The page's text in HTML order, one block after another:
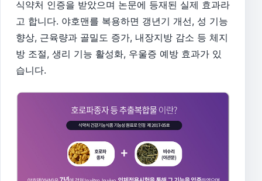
식약처 인증을 받았으며 논문에 등재된 실제 효과라
고 합니다. 야호맨를 복용하면 갱년기 개선, 성 기능
향상, 근육량과 골밀도 증가, 내장지방 감소 등 체지
방 조절, 생리 기능 활성화, 우울증 예방 효과가 있
습니다.